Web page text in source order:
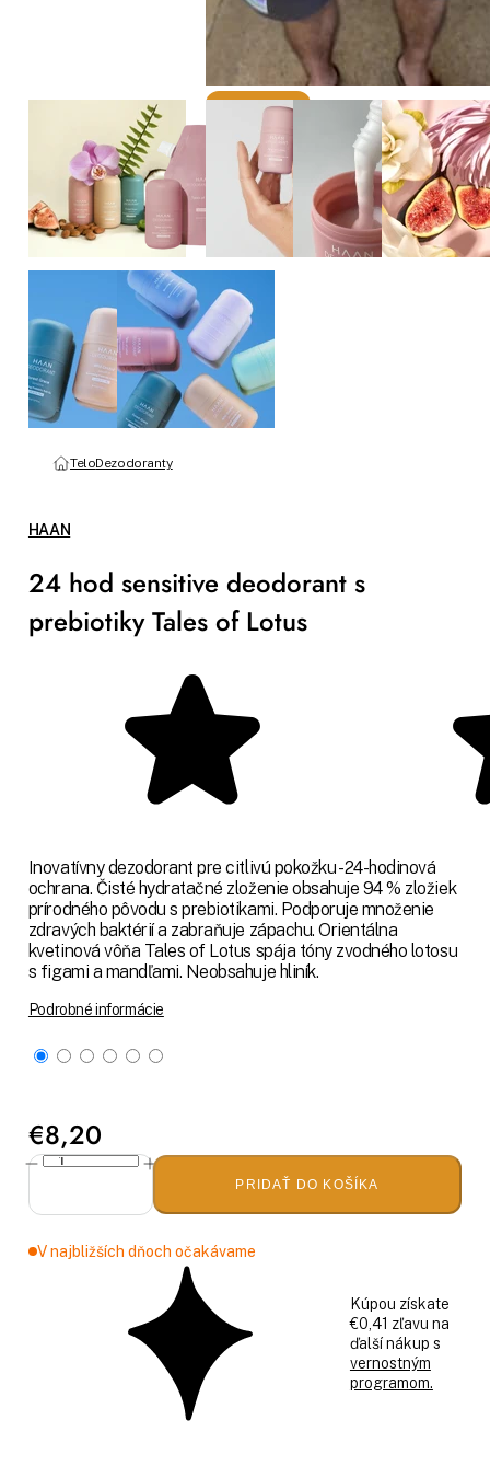
TeloDezodoranty
HAAN
24 hod sensitive deodorant s
prebiotiky Tales of Lotus
Inovatívny dezodorant pre citlivú pokožku - 24-hodinová
ochrana. Čisté hydratačné zloženie obsahuje 94 % zložiek
prírodného pôvodu s prebiotikami. Podporuje množenie
zdravých baktérií a zabraňuje zápachu. Orientálna
kvetinová vôňa Tales of Lotus spája tóny zvodného lotosu
s figami a mandľami. Neobsahuje hliník.
Podrobné informácie
€8,20
PRIDAŤ DO KOŠÍKA
V najbližších dňoch očakávame
Kúpou získate
€0,41 zľavu na
ďalší nákup s
vernostným
programom.